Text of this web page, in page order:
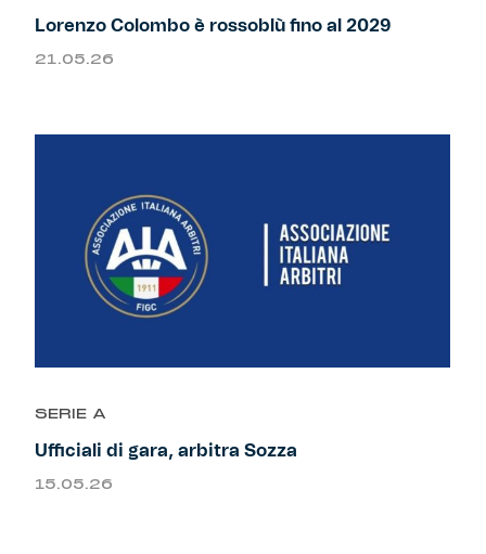
Robe di Kappa x Genoa
Red&Blue Voices
Accessori
Outlet
Caffè Boasi x Genoa
Lorenzo Colombo è rossoblù fino al 2029
21.05.26
SERIE A
Ufficiali di gara, arbitra Sozza
15.05.26